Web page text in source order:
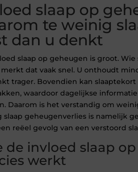
slaap op
te weinig
dan u denkt
slaap op geheugen is groot.
merkt dat vaak snel. U onthoudt
trager. Bovendien kan
waardoor dagelijkse
Daarom is het verstandig om
slaap geheugenverlies is namelijk
reëel gevolg van een verstoord
de invloed slaap
werkt